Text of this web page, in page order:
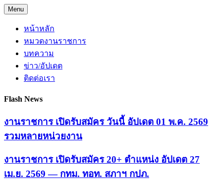
Skip
to
content
Menu
หน้าหลัก
หมวดงานราชการ
บทความ
ข่าว/อัปเดต
ติดต่อเรา
Flash News
งานราชการ เปิดรับสมัคร วันนี้ อัปเดต 01 พ.ค. 2569
รวมหลายหน่วยงาน
งานราชการ เปิดรับสมัคร 20+ ตำแหน่ง อัปเดต 27
เม.ย. 2569 — กทม. ทอท. สภาฯ กปภ.